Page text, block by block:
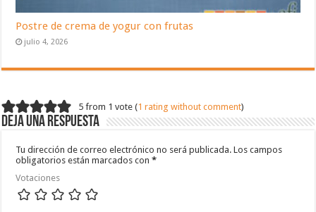
Postre de crema de yogur con frutas
julio 4, 2026
5 from 1 vote (1 rating without comment)
Deja una respuesta
Tu dirección de correo electrónico no será publicada. Los campos
obligatorios están marcados con*
Votaciones